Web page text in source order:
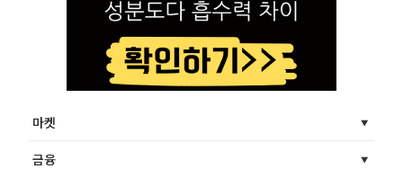
마켓
금융